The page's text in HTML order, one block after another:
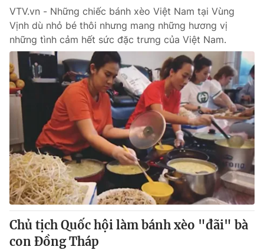
® Cấm sao chép dưới mọi hình thức nếu không có sự chấp
thuận bằng văn bản. Ghi rõ nguồn VTV.vn khi phát hành lại
thông tin từ website này.
VTV.vn - Những chiếc bánh xèo Việt Nam tại Vùng
Vịnh dù nhỏ bé thôi nhưng mang những hương vị
những tình cảm hết sức đặc trưng của Việt Nam.
Chủ tịch Quốc hội làm bánh xèo "đãi" bà
con Đồng Tháp